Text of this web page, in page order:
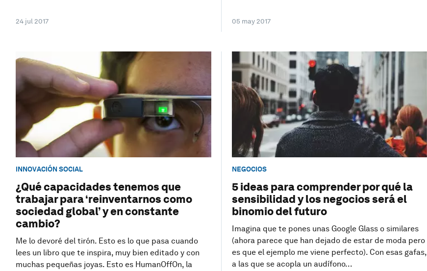
24 jul 2017 05 may 2017
INNOVACIÓN SOCIAL
¿Qué capacidades tenemos que
trabajar para ‘reinventarnos como
sociedad global’ y en constante
cambio?
Me lo devoré del tirón. Esto es lo que pasa cuando
lees un libro que te inspira, muy bien editado y con
muchas pequeñas joyas. Esto es HumanOffOn, la
NEGOCIOS
5 ideas para comprender por qué la
sensibilidad y los negocios será el
binomio del futuro
Imagina que te pones unas Google Glass o similares
(ahora parece que han dejado de estar de moda pero
es que el ejemplo me viene perfecto). Con esas gafas,
a las que se acopla un audífono...